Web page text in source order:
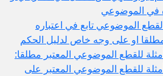
في اعتباره
خاص لدليل الحكم
المعتبر مطلقا:
المعتبر على